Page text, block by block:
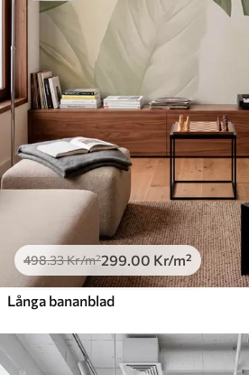
498.33Kr/m²299.00 Kr/m²
Långa bananblad